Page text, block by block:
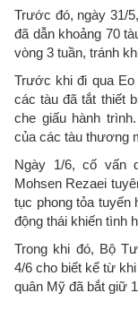
Trước đó, ngày 31/
đã dẫn khoảng 70
vòng 3 tuần, tránh
Trước khi đi qua Eo
các tàu đã tắt thiết
che giấu hành
của các tàu thương
Ngày 1/6, cố vấn
Mohsen Rezaei
tục phong tỏa tuyến
động thái khiến tình
Trong khi đó, Bộ
4/6 cho biết kể từ
quân Mỹ đã bắt giữ